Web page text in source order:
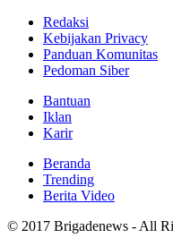
Redaksi
Kebijakan Privacy
Panduan Komunitas
Pedoman Siber
Bantuan
Iklan
Karir
Beranda
Trending
Berita Video
© 2017 Brigadenews - All